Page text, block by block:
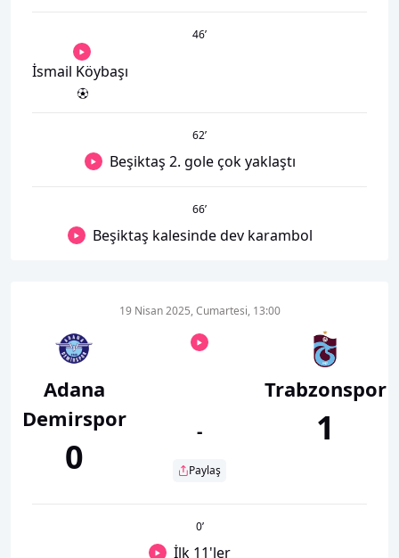
46’
İsmail Köybaşı
62’
Beşiktaş 2. gole çok yaklaştı
66’
Beşiktaş kalesinde dev karambol
Adana
Demirspor
0
19 Nisan 2025, Cumartesi, 13:00
-
Paylaş
Trabzonspor
1
0’
İlk 11'ler